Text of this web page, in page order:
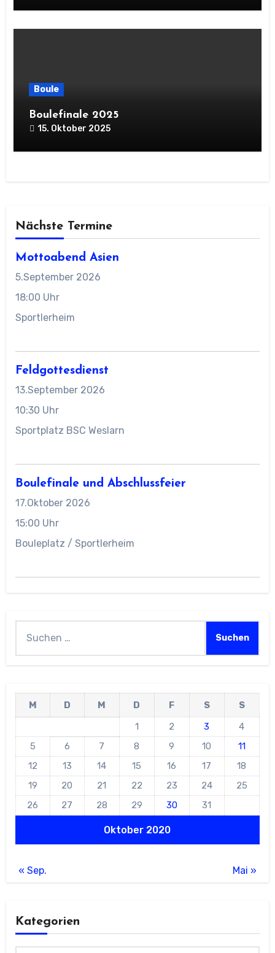
Boule
Boulefinale 2025
15. Oktober 2025
Nächste Termine
Mottoabend Asien
5.September 2026
18:00 Uhr
Sportlerheim
Feldgottesdienst
13.September 2026
10:30 Uhr
Sportplatz BSC Weslarn
Boulefinale und Abschlussfeier
17.Oktober 2026
15:00 Uhr
Bouleplatz / Sportlerheim
nach:
Oktober 2020
M D M D F S
S
1
2 3
4
5
6 7 8 9 10
11
12
13 14 15 16 17
18
19
20 21 22 23 24
25
26
27 28 29 30 31
« Sep. Mai »
Kategorien